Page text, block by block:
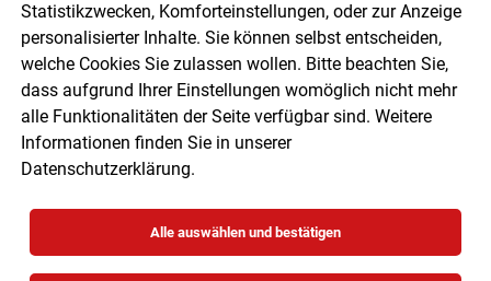
Amstetten Vollzeit 04.08.2026
Statistikzwecken, Komforteinstellungen, oder zur Anzeige
personalisierter Inhalte. Sie können selbst entscheiden,
welche Cookies Sie zulassen wollen. Bitte beachten Sie,
dass aufgrund Ihrer Einstellungen womöglich nicht mehr
alle Funktionalitäten der Seite verfügbar sind. Weitere
Informationen finden Sie in unserer
Datenschutzerklärung.
Alle auswählen und bestätigen